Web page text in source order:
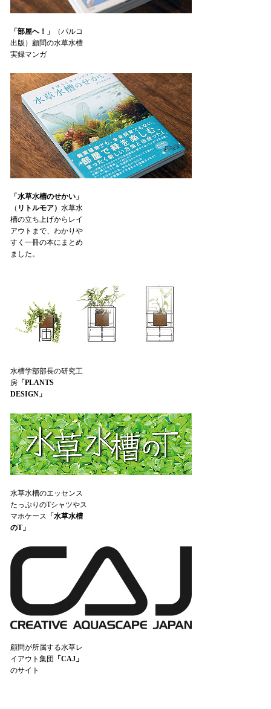
「部屋へ！」
（パルコ
出版）顧問の水草水槽
実録マンガ
「水草水槽のせかい」
（ リトルモア） 水草水
槽の立ち上げからレイ
アウトまで、わかりや
すく一冊の本にまとめ
ました。
水槽学部部長の研究工
房「PLANTS
DESIGN」
水草水槽のエッセンス
たっぷりのTシャツやス
マホケース 「水草水槽
のT」
顧問が所属する水草レ
イアウト集団
「CAJ」
のサイト